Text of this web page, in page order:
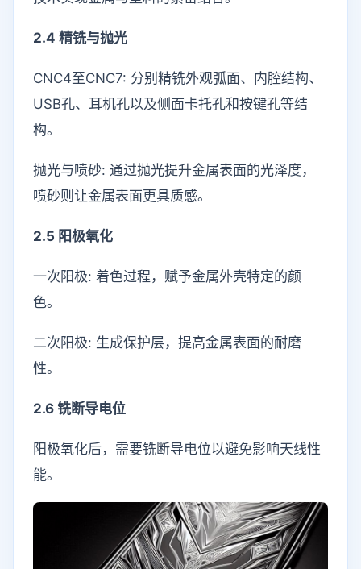
2.4 精铣与抛光
CNC4至CNC7: 分别精铣外观弧面、内腔结构、
USB孔、耳机孔以及侧面卡托孔和按键孔等结
构。
抛光与喷砂: 通过抛光提升金属表面的光泽度，
喷砂则让金属表面更具质感。
2.5 阳极氧化
一次阳极: 着色过程，赋予金属外壳特定的颜
色。
二次阳极: 生成保护层，提高金属表面的耐磨
性。
2.6 铣断导电位
阳极氧化后，需要铣断导电位以避免影响天线性
能。